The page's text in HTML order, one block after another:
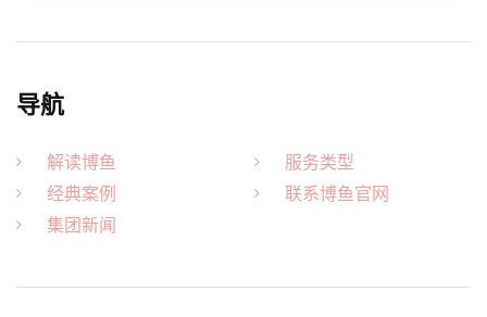
导航
解读博鱼
经典案例
集团新闻
服务类型
联系博鱼官网